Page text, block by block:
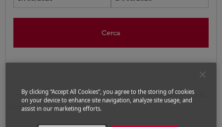
Cerca
Home Voli Voli per Etiopia
Voli Londra - Addis
Abeba
By clicking “Accept All Cookies”, you agree to the storing of cookies
on your device to enhance site navigation, analyze site usage, and
assist in our marketing efforts.